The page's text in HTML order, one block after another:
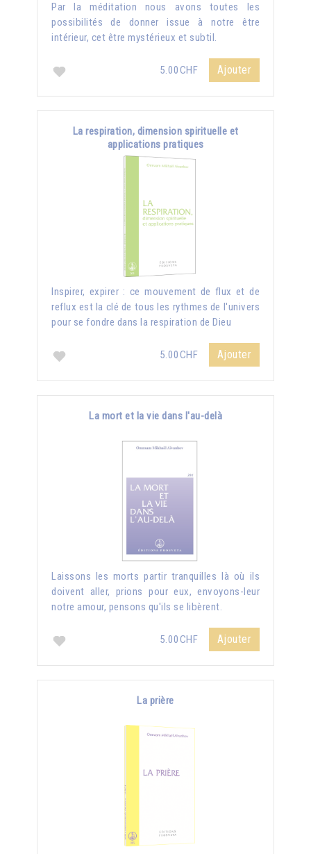
Par la méditation nous avons toutes les
possibilités de donner issue à notre être
intérieur, cet être mystérieux et subtil.
5.00CHF Ajouter
La respiration, dimension spirituelle et
applications pratiques
Inspirer, expirer : ce mouvement de flux et de
reflux est la clé de tous les rythmes de l'univers
pour se fondre dans la respiration de Dieu
5.00CHF Ajouter
La mort et la vie dans l'au-delà
Laissons les morts partir tranquilles là où ils
doivent aller, prions pour eux, envoyons-leur
notre amour, pensons qu'ils se libèrent.
5.00CHF Ajouter
La prière